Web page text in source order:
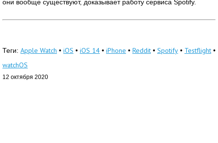
они вообще существуют, доказывает работу сервиса Spotify.
Теги: Apple Watch • iOS • iOS 14 • iPhone • Reddit • Spotify • Testflight •
watchOS
12 октября 2020